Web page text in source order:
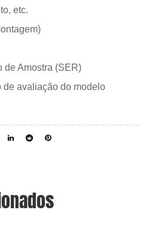
etc.
de Amostra (SER)
de avaliação do modelo